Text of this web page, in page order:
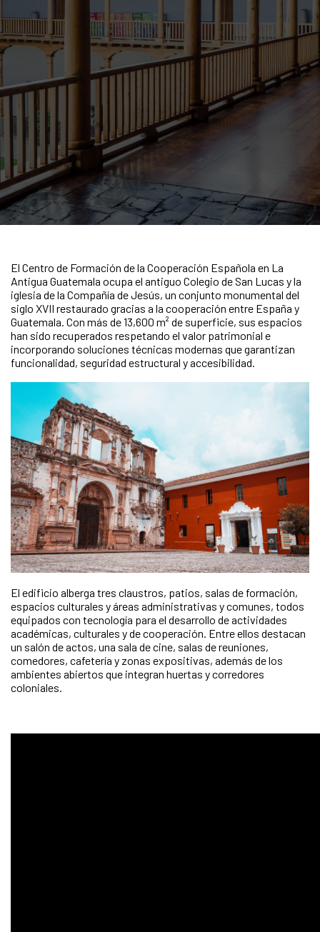
El Centro de Formación de la Cooperación Española en La
Antigua Guatemala ocupa el antiguo Colegio de San Lucas y la
iglesia de la Compañía de Jesús, un conjunto monumental del
siglo XVII restaurado gracias a la cooperación entre España y
Guatemala. Con más de 13,600 m² de superficie, sus espacios
han sido recuperados respetando el valor patrimonial e
incorporando soluciones técnicas modernas que garantizan
funcionalidad, seguridad estructural y accesibilidad.
El edificio alberga tres claustros, patios, salas de formación,
espacios culturales y áreas administrativas y comunes, todos
equipados con tecnología para el desarrollo de actividades
académicas, culturales y de cooperación. Entre ellos destacan
un salón de actos, una sala de cine, salas de reuniones,
comedores, cafetería y zonas expositivas, además de los
ambientes abiertos que integran huertas y corredores
coloniales.